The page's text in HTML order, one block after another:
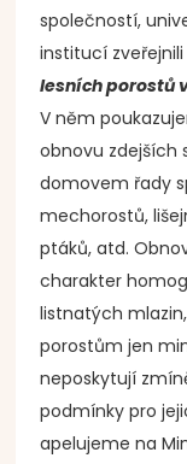
společností,
institucí
lesních porostů
V něm
obnovu zdejších
domovem řady
mechorostů,
ptáků, atd.
charakter
listnatých
porostům jen
neposkytují
podmínky pro
apelujeme na